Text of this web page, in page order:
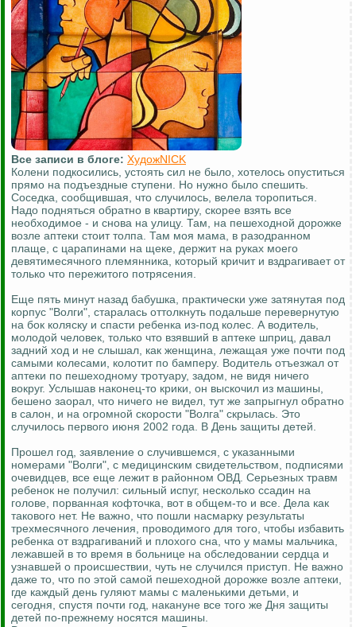
Все записи в блоге: ХудожNICK
Колени подкосились, устоять сил не было, хотелось опуститься
прямо на подъездные ступени. Но нужно было спешить.
Соседка, сообщившая, что случилось, велела торопиться.
Надо подняться обратно в квартиру, скорее взять все
необходимое - и снова на улицу. Там, на пешеходной дорожке
возле аптеки стоит толпа. Там моя мама, в разодранном
плаще, с царапинами на щеке, держит на руках моего
девятимесячного племянника, который кричит и вздрагивает от
только что пережитого потрясения.
Еще пять минут назад бабушка, практически уже затянутая под
корпус "Волги", старалась оттолкнуть подальше перевернутую
на бок коляску и спасти ребенка из-под колес. А водитель,
молодой человек, только что взявший в аптеке шприц, давал
задний ход и не слышал, как женщина, лежащая уже почти под
самыми колесами, колотит по бамперу. Водитель отъезжал от
аптеки по пешеходному тротуару, задом, не видя ничего
вокруг. Услышав наконец-то крики, он выскочил из машины,
бешено заорал, что ничего не видел, тут же запрыгнул обратно
в салон, и на огромной скорости "Волга" скрылась. Это
случилось первого июня 2002 года. В День защиты детей.
Прошел год, заявление о случившемся, с указанными
номерами "Волги", с медицинским свидетельством, подписями
очевидцев, все еще лежит в районном ОВД. Серьезных травм
ребенок не получил: сильный испуг, несколько ссадин на
голове, порванная кофточка, вот в общем-то и все. Дела как
такового нет. Не важно, что пошли насмарку результаты
трехмесячного лечения, проводимого для того, чтобы избавить
ребенка от вздрагиваний и плохого сна, что у мамы мальчика,
лежавшей в то время в больнице на обследовании сердца и
узнавшей о происшествии, чуть не случился приступ. Не важно
даже то, что по этой самой пешеходной дорожке возле аптеки,
где каждый день гуляют мамы с маленькими детьми, и
сегодня, спустя почти год, накануне все того же Дня защиты
детей по-прежнему носятся машины.